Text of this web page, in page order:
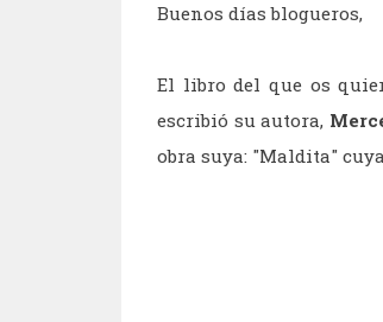
Buenos días blogueros,
El libro del que os
escribió su autora,
obra suya: "Maldita" cuya